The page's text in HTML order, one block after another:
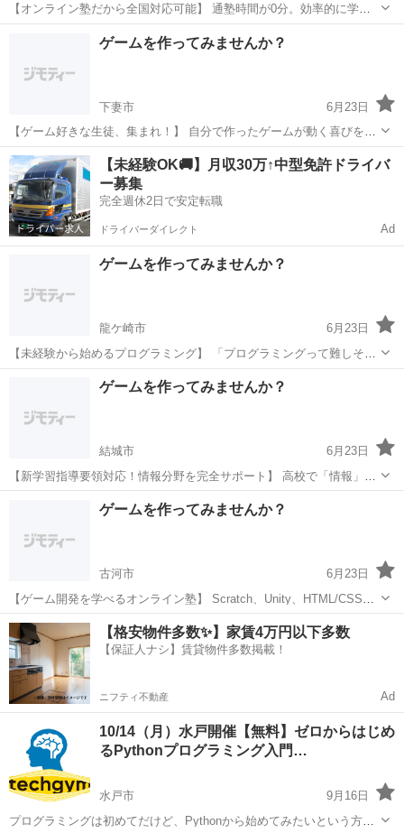
【オンライン塾だから全国対応可能】 通塾時間が0分。効率的に学べ
ます。 全国からの受講 インターネット環境があれば、 日本全国どこ
からでも受講可能。 地方にお住まいの方も大歓迎です。 時間帯の柔
プログラミング 柔軟性
ゲームを作ってみませんか？
下妻市
6月23日
【ゲーム好きな生徒、集まれ！】 自分で作ったゲームが動く喜びを体
験しよう。 ゲーム制作コースの内容 Scratchという初心者向けプログ
ラミング言語を使って、 シューティングゲームやアクションゲームな
どを製...
茨城 下妻市 プログラミング 表現力
【未経験OK🚚】月収30万↑中型免許ドライバ
ー募集
完全週休2日で安定転職
ドライバーダイレクト Ad
ゲームを作ってみませんか？
龍ケ崎市
6月23日
【未経験から始めるプログラミング】 「プログラミングって難しそ
う...」そんなイメージを払拭します！ 当塾が選ばれる理由 初心者向け
龍ケ崎市 プログラミング
ゲームを作ってみませんか？
結城市
6月23日
【新学習指導要領対応！情報分野を完全サポート】 高校で「情報」が
必修化されました。 プログラミングの基礎をしっかり身につけましょ
プログラミング 思考力
ゲームを作ってみませんか？
古河市
6月23日
【ゲーム開発を学べるオンライン塾】 Scratch、Unity、HTML/CSSな
ど、様々なプログラミング言語が学べます。 こんなお悩みはありませ
んか？ 学校の情報分野の授業だけでは不安 プログラミング...
茨城 古河市 プログラミング オンライン
【格安物件多数✨】家賃4万円以下多数
【保証人ナシ】賃貸物件多数掲載！
ニフティ不動産 Ad
10/14（月）水戸開催【無料】ゼロからはじめ
るPythonプログラミング入門…
水戸市
9月16日
プログラミングは初めてだけど、Pythonから始めてみたいという方の